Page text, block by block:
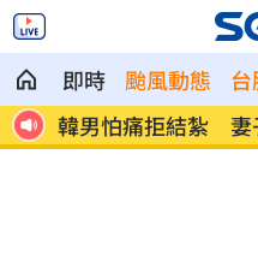
即時 颱風動態
視導濱海打擊操演